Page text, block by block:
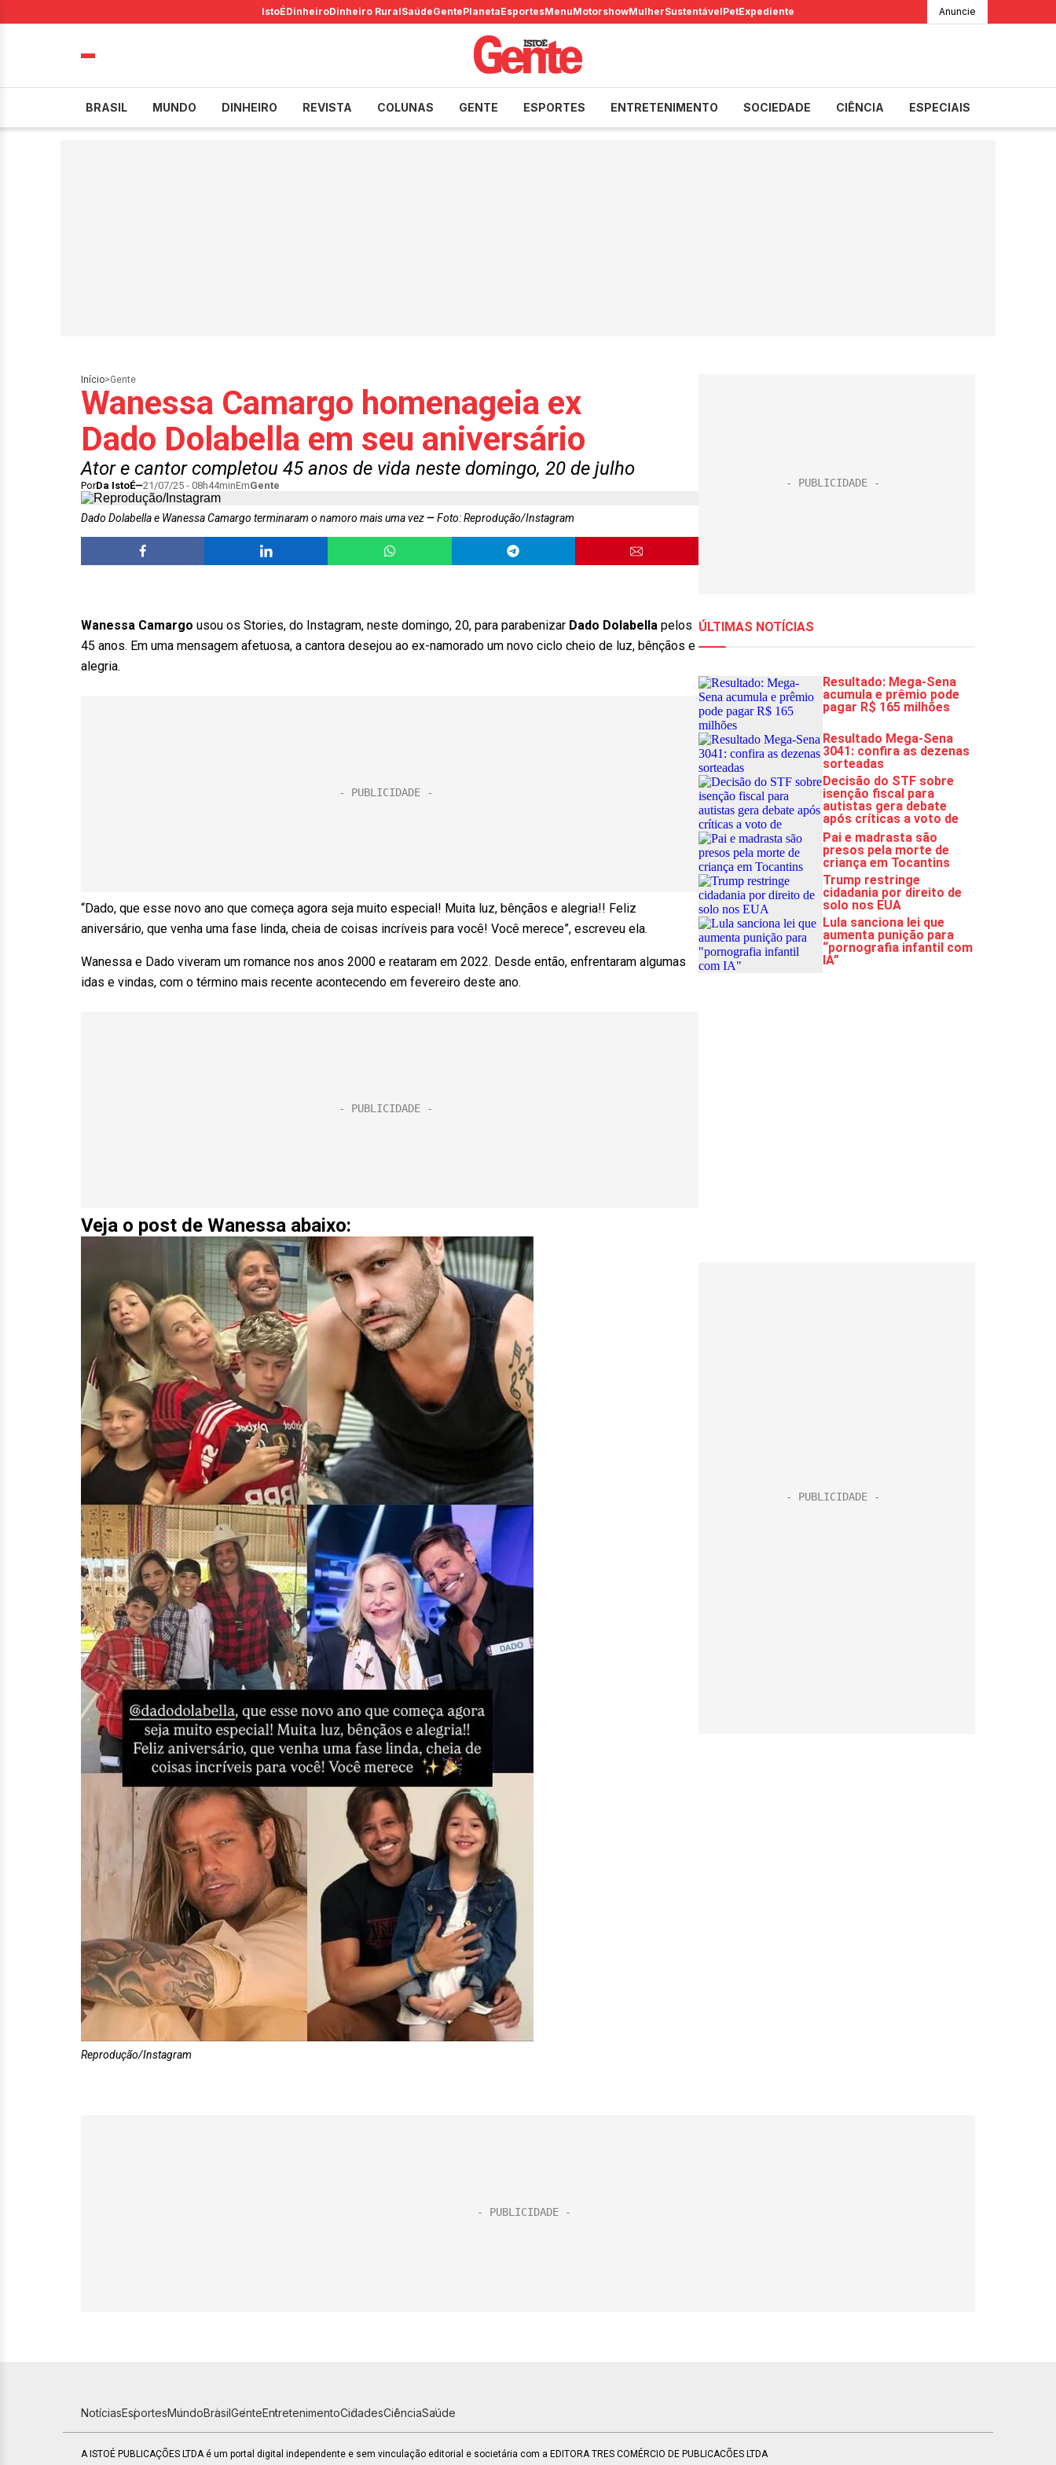
IstoÉDinheiroDinheiro RuralSaúdeGentePlanetaEsportesMenuMotorshowMulherSustentávelPetExpediente Anuncie
BRASIL MUNDO DINHEIRO REVISTA COLUNAS GENTE ESPORTES ENTRETENIMENTO SOCIEDADE CIÊNCIA ESPECIAIS
Início>Gente
Wanessa Camargo homenageia ex
Dado Dolabella em seu aniversário
Ator e cantor completou 45 anos de vida neste domingo, 20 de julho
PorDa IstoÉ 21/07/25 - 08h44minEmGente
Dado Dolabella e Wanessa Camargo terminaram o namoro mais uma vez Foto: Reprodução/Instagram
Wanessa Camargo usou os Stories, do Instagram, neste domingo, 20, para parabenizar Dado Dolabella pelos
45 anos. Em uma mensagem afetuosa, a cantora desejou ao ex-namorado um novo ciclo cheio de luz, bênçãos e
alegria.
“Dado, que esse novo ano que começa agora seja muito especial! Muita luz, bênçãos e alegria!! Feliz
aniversário, que venha uma fase linda, cheia de coisas incríveis para você! Você merece”, escreveu ela.
Wanessa e Dado viveram um romance nos anos 2000 e reataram em 2022. Desde então, enfrentaram algumas
idas e vindas, com o término mais recente acontecendo em fevereiro deste ano.
Veja o post de Wanessa abaixo:
Reprodução/Instagram
NotíciasEsportesMundoBrasilGenteEntretenimentoCidadesCiênciaSaúde
A ISTOÉ PUBLICAÇÕES LTDA é um portal digital independente e sem vinculação editorial e societária com a EDITORA TRES COMÉRCIO DE PUBLICACÕES LTDA